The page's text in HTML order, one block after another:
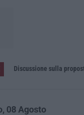
Discussione sulla
08 Agosto